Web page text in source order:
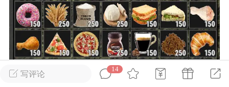
汉 写评论
14